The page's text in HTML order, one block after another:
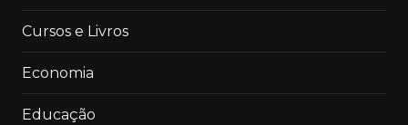
Cursos e Livros
Economia
Educação